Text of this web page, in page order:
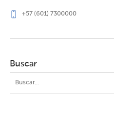
+57 (601) 7300000
Buscar